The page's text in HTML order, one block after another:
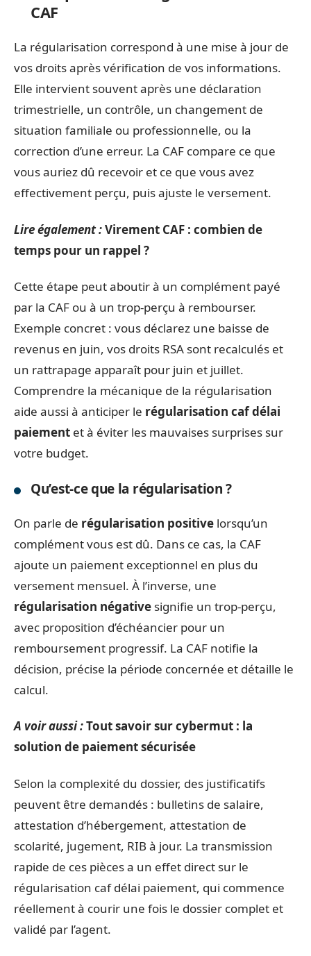
CAF
La régularisation correspond à une mise à jour de
vos droits après vérification de vos informations.
Elle intervient souvent après une déclaration
trimestrielle, un contrôle, un changement de
situation familiale ou professionnelle, ou la
correction d’une erreur. La CAF compare ce que
vous auriez dû recevoir et ce que vous avez
effectivement perçu, puis ajuste le versement.
Lire également :Virement CAF : combien de
temps pour un rappel ?
Cette étape peut aboutir à un complément payé
par la CAF ou à un trop-perçu à rembourser.
Exemple concret : vous déclarez une baisse de
revenus en juin, vos droits RSA sont recalculés et
un rattrapage apparaît pour juin et juillet.
Comprendre la mécanique de la régularisation
aide aussi à anticiper le régularisation caf délai
paiement et à éviter les mauvaises surprises sur
votre budget.
Qu’est-ce que la régularisation ?
On parle de régularisation positive lorsqu’un
complément vous est dû. Dans ce cas, la CAF
ajoute un paiement exceptionnel en plus du
versement mensuel. À l’inverse, une
régularisation négative signifie un trop-perçu,
avec proposition d’échéancier pour un
remboursement progressif. La CAF notifie la
décision, précise la période concernée et détaille le
calcul.
A voir aussi :Tout savoir sur cybermut : la
solution de paiement sécurisée
Selon la complexité du dossier, des justificatifs
peuvent être demandés : bulletins de salaire,
attestation d’hébergement, attestation de
scolarité, jugement, RIB à jour. La transmission
rapide de ces pièces a un effet direct sur le
régularisation caf délai paiement, qui commence
réellement à courir une fois le dossier complet et
validé par l’agent.